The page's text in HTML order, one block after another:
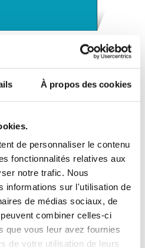
À propos des cookies
de personnaliser le contenu
fonctionnalités relatives aux
notre trafic. Nous
informations sur l'utilisation de
de médias sociaux, de
combiner celles-ci
que vous leur avez fournies
de votre utilisation de leurs